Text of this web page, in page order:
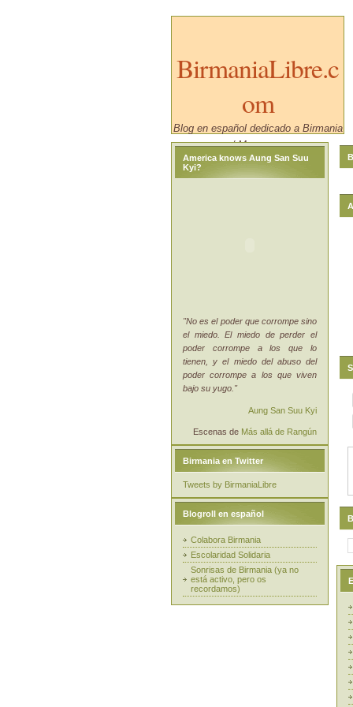
BirmaniaLibre.c
om
Blog en español dedicado a Birmania
/ Myanmar.
America knows Aung San Suu
Kyi?
"No es el poder que corrompe sino
el miedo. El miedo de perder el
poder corrompe a los que lo
tienen, y el miedo del abuso del
poder corrompe a los que viven
bajo su yugo."
Aung San Suu Kyi
Escenas de Más allá de Rangún
Birmania en Twitter
Tweets by BirmaniaLibre
Blogroll en español
Colabora Birmania
Escolaridad Solidaria
Sonrisas de Birmania (ya no
está activo, pero os
recordamos)